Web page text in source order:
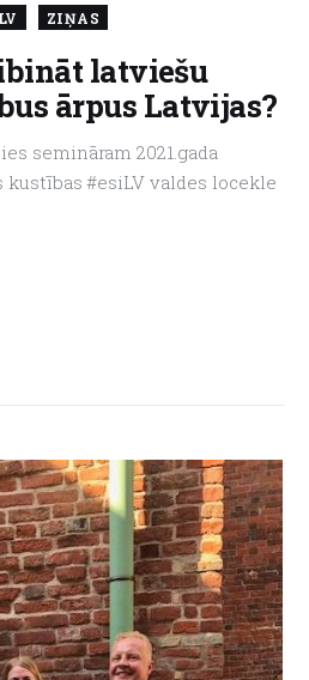
ZIŅAS
latviešu
ārpus Latvijas?
semināram 2021.gada
#esiLV valdes locekle